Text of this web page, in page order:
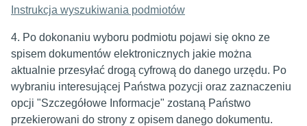
Instrukcja wyszukiwania podmiotów
4. Po dokonaniu wyboru podmiotu pojawi się okno ze
spisem dokumentów elektronicznych jakie można
aktualnie przesyłać drogą cyfrową do danego urzędu. Po
wybraniu interesującej Państwa pozycji oraz zaznaczeniu
opcji "Szczegółowe Informacje" zostaną Państwo
przekierowani do strony z opisem danego dokumentu.